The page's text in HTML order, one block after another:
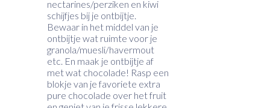
nectarines/perziken en kiwi
schijfjes bij je ontbijtje.
Bewaar in het middel van je
ontbijtje wat ruimte voor je
granola/muesli/havermout
etc. En maak je ontbijtje af
met wat chocolade! Rasp een
blokje van je favoriete extra
pure chocolade over het fruit